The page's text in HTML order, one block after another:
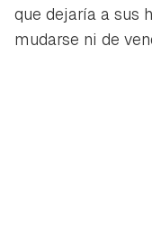
que dejaría a sus
mudarse ni de